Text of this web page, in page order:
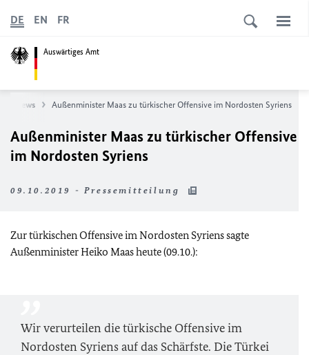
Auswärtiges Amt
DE EN FR
News Außenminister Maas zu türkischer Offensive im Nordosten Syriens
Außenminister Maas zu türkischer Offensive
im Nordosten Syriens
09.10.2019 - Pressemitteilung
Zur türkischen Offensive im Nordosten Syriens sagte
Außenminister Heiko Maas heute (09.10.):
Wir verurteilen die türkische Offensive im
Nordosten Syriens auf das Schärfste. Die Türkei